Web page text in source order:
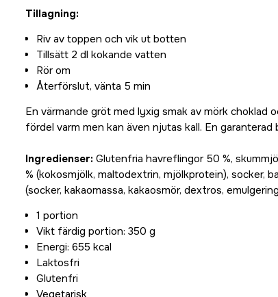
Tillagning:
Riv av toppen och vik ut botten
Tillsätt 2 dl kokande vatten
Rör om
Återförslut, vänta 5 min
En värmande gröt med lyxig smak av mörk choklad
fördel varm men kan även njutas kall. En garanterad
Ingredienser: Glutenfria havreflingor 50 %,
% (kokosmjölk, maltodextrin, mjölkprotein), socker,
(socker, kakaomassa, kakaosmör, dextros,
1 portion
Vikt färdig portion: 350 g
Energi: 655 kcal
Laktosfri
Glutenfri
Vegetarisk